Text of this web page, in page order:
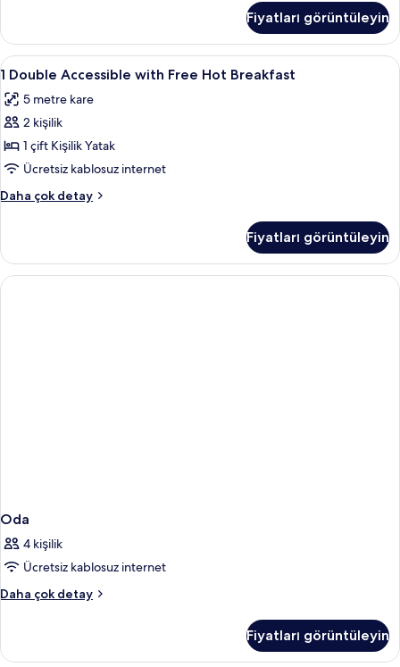
görün
Kişilik
Yatak
hakkında
fazla
detay
Fiyatları görüntüleyin
1
Double
Accessible
with
Free
Hot
Breakfast
için
fotoğrafları
görün
Masa, güneşlik/perde, ütü/ütü
2
1 Double Accessible with Free Hot Breakfast
5 metre kare
2 kişilik
1 çift Kişilik Yatak
Ücretsiz kablosuz internet
Daha çok detay
1
Free
Hot
Breakfast
Fiyatları görüntüleyin
Oda
4 kişilik
Ücretsiz kablosuz internet
Daha çok detay
Oda
detay
Fiyatları görüntüleyin